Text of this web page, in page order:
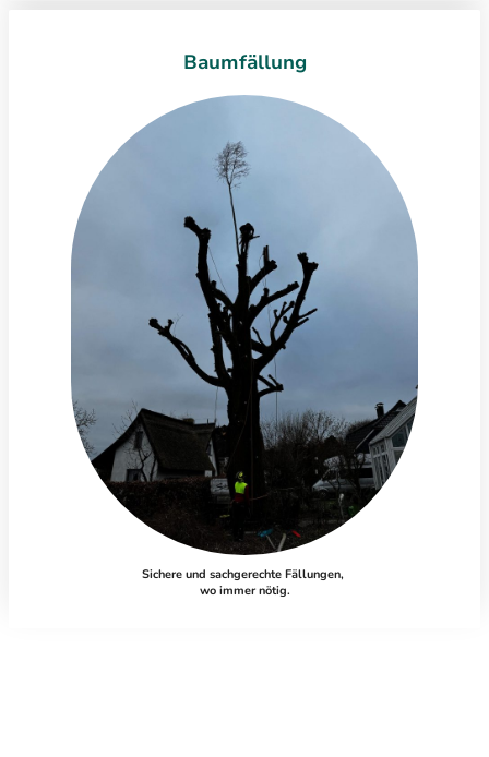
Baumfällung
Sichere und sachgerechte Fällungen,
wo immer nötig.